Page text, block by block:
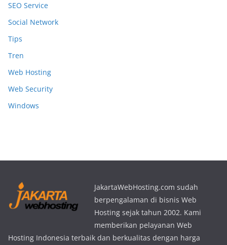
SEO Service
Social Network
Tips
Tren
Web Hosting
Web Security
Windows
JakartaWebHosting.com sudah
berpengalaman di bisnis Web
Hosting sejak tahun 2002. Kami
memberikan pelayanan Web
Hosting Indonesia terbaik dan berkualitas dengan harga